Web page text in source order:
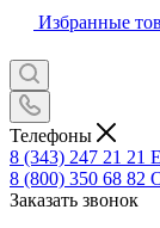
Избранные
Телефоны
8 (343) 247 21 21
8 (800) 350 68 82
Заказать звонок